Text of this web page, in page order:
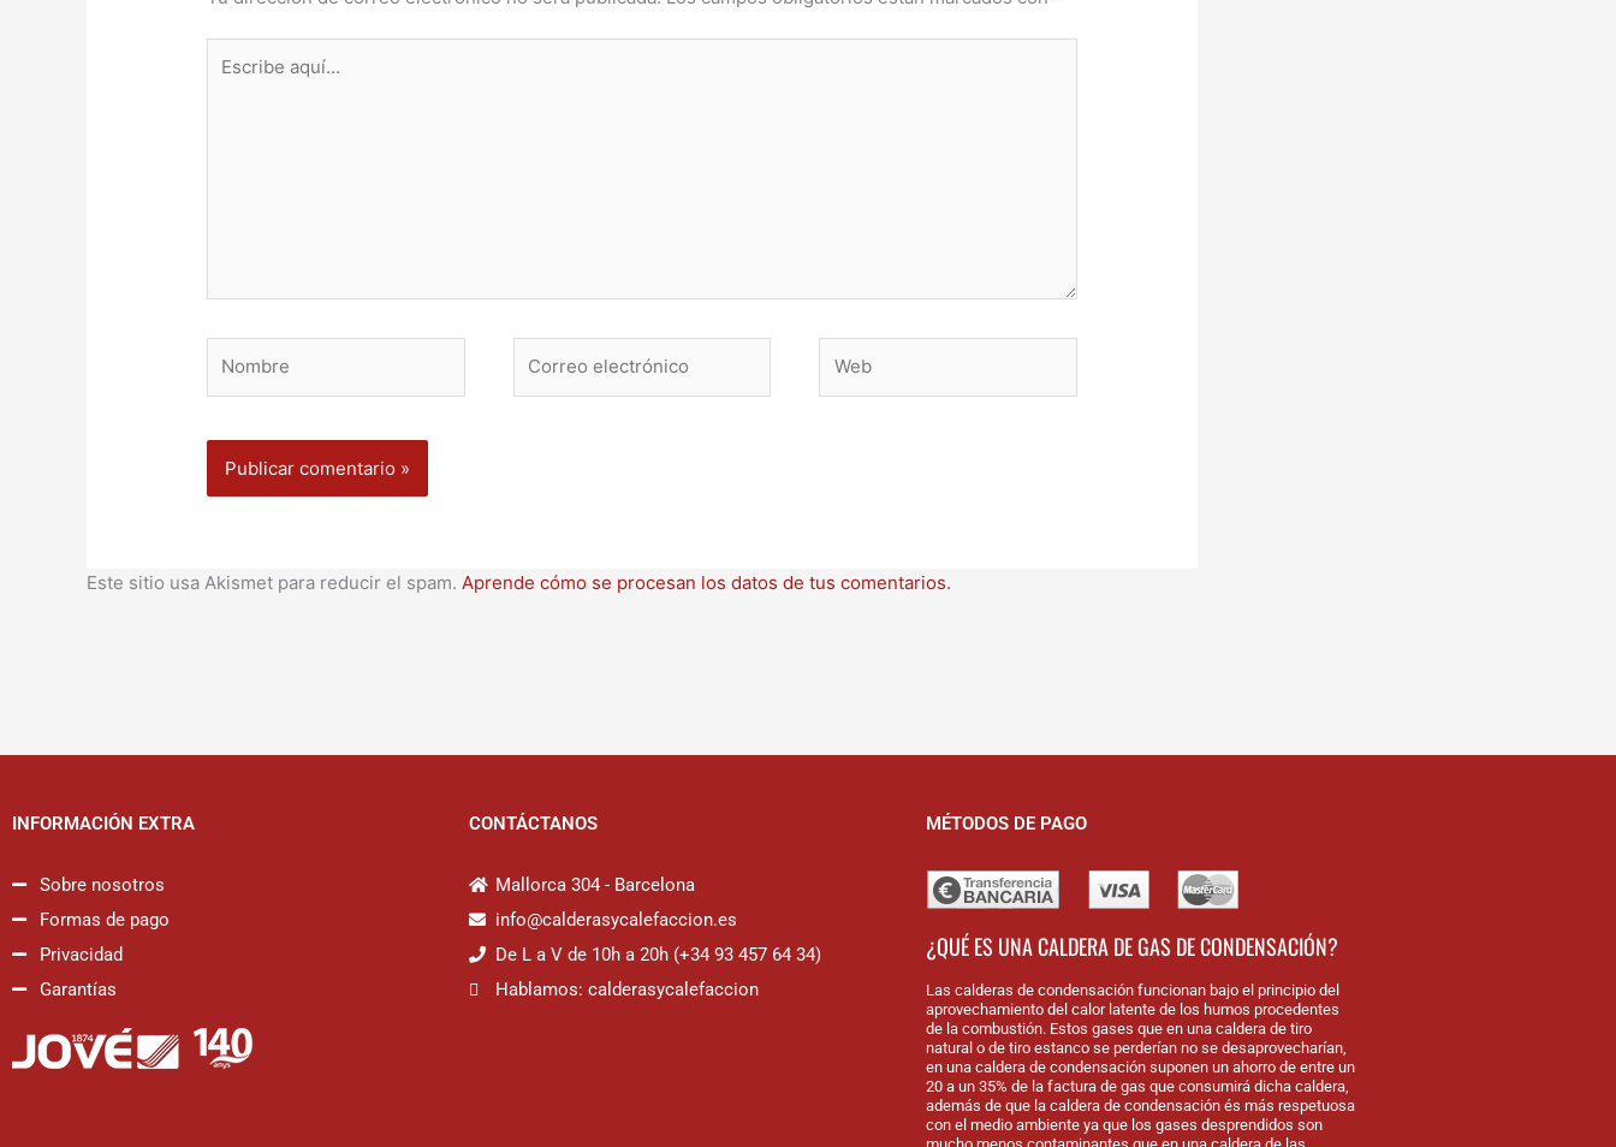
aquí...
electrónico
Este sitio usa Akismet para reducir el spam. Aprende cómo se procesan los datos de tus comentarios.
INFORMACIÓN EXTRA
Sobre nosotros
Formas de pago
Privacidad
Garantías
CONTÁCTANOS
Mallorca 304 - Barcelona
info@calderasycalefaccion.es
De L a V de 10h a 20h (+34 93 457 64 34)
Hablamos: calderasycalefaccion
MÉTODOS DE PAGO
¿QUÉ ES UNA CALDERA DE GAS DE CONDENSACIÓN?
Las calderas de condensación funcionan bajo el principio del
aprovechamiento del calor latente de los humos procedentes
de la combustión. Estos gases que en una caldera de tiro
natural o de tiro estanco se perderían no se desaprovecharían,
en una caldera de condensación suponen un ahorro de entre un
20 a un 35% de la factura de gas que consumirá dicha caldera,
además de que la caldera de condensación és más respetuosa
con el medio ambiente ya que los gases desprendidos son